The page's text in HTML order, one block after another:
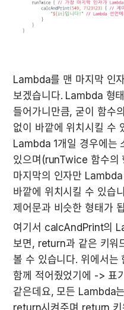
Lambda를 맨 마지막 인
보겠습니다. Lambda 형
들어가니만큼, 굳이 함수
없이 바깥에 위치시킬 수
Lambda 1개일 경우에는
있으며(runTwice 함수의
마지막의 인자만
바깥에 위치시킬 수 있습
제어문과 비슷한 형태가
여기서 calcAndPrint의
보면, return과 같은 키워
볼 수 있습니다. 위에서는
함께 적어줬었기에 -> 표
같은데요, 모든 Lambda